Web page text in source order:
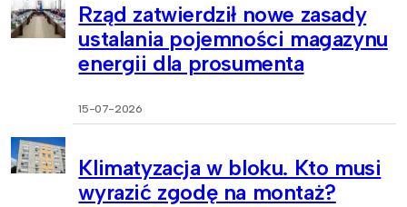
Rząd zatwierdził nowe zasady
ustalania pojemności magazynu
energii dla prosumenta
15-07-2026
Klimatyzacja w bloku. Kto musi
wyrazić zgodę na montaż?